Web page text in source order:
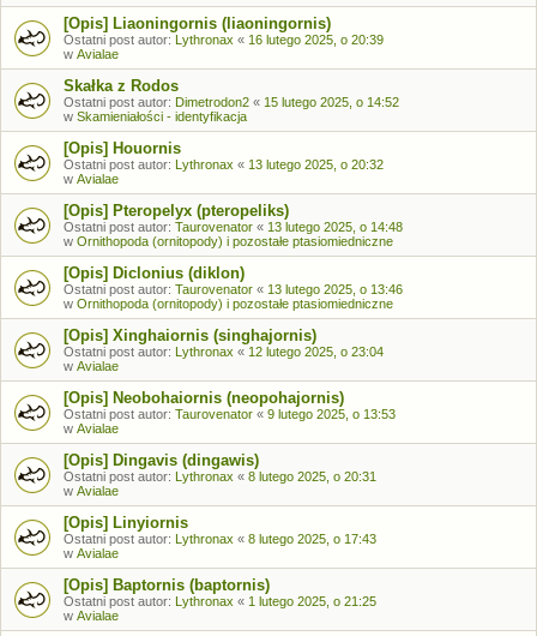
[Opis] Liaoningornis (liaoningornis)
Ostatni post autor: Lythronax « 16 lutego 2025, o 20:39
w Avialae
Skałka z Rodos
Ostatni post autor: Dimetrodon2 « 15 lutego 2025, o 14:52
w Skamieniałości - identyfikacja
[Opis] Houornis
Ostatni post autor: Lythronax « 13 lutego 2025, o 20:32
w Avialae
[Opis] Pteropelyx (pteropeliks)
Ostatni post autor: Taurovenator « 13 lutego 2025, o 14:48
w Ornithopoda (ornitopody) i pozostałe ptasiomiedniczne
[Opis] Diclonius (diklon)
Ostatni post autor: Taurovenator « 13 lutego 2025, o 13:46
w Ornithopoda (ornitopody) i pozostałe ptasiomiedniczne
[Opis] Xinghaiornis (singhajornis)
Ostatni post autor: Lythronax « 12 lutego 2025, o 23:04
w Avialae
[Opis] Neobohaiornis (neopohajornis)
Ostatni post autor: Taurovenator « 9 lutego 2025, o 13:53
w Avialae
[Opis] Dingavis (dingawis)
Ostatni post autor: Lythronax « 8 lutego 2025, o 20:31
w Avialae
[Opis] Linyiornis
Ostatni post autor: Lythronax « 8 lutego 2025, o 17:43
w Avialae
[Opis] Baptornis (baptornis)
Ostatni post autor: Lythronax « 1 lutego 2025, o 21:25
w Avialae